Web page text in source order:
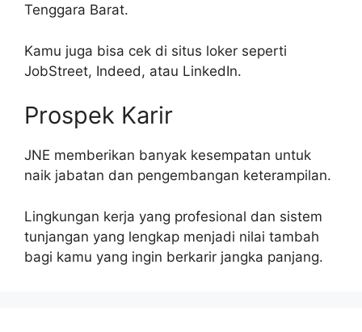
Tenggara Barat.
Kamu juga bisa cek di situs loker seperti
JobStreet, Indeed, atau LinkedIn.
Prospek Karir
JNE memberikan banyak kesempatan untuk
naik jabatan dan pengembangan keterampilan.
Lingkungan kerja yang profesional dan sistem
tunjangan yang lengkap menjadi nilai tambah
bagi kamu yang ingin berkarir jangka panjang.